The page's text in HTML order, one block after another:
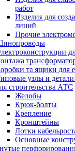
работ
Изделия для
линий
Прочие
та ящики для
узлы и
строительства АТС
Желобы
Крюк-болты
Крепление
Кронштейны
Лотки
Основные